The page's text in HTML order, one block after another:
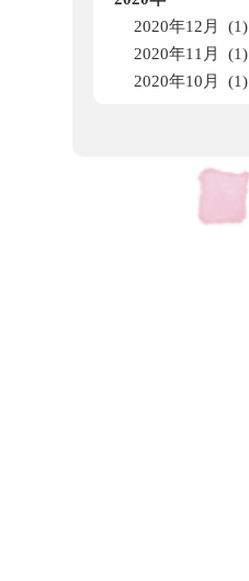
2020年12月 (1)
2020年11月 (1)
2020年10月 (1)